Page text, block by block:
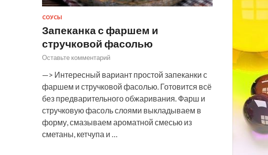
СОУСЫ
Запеканка с фаршем и
стручковой фасолью
Оставьте комментарий
—> Интересный вариант простой запеканки с
фаршем и стручковой фасолью. Готовится всё
без предварительного обжаривания. Фарш и
стручковую фасоль слоями выкладываем в
форму, смазываем ароматной смесью из
сметаны, кетчупа и …